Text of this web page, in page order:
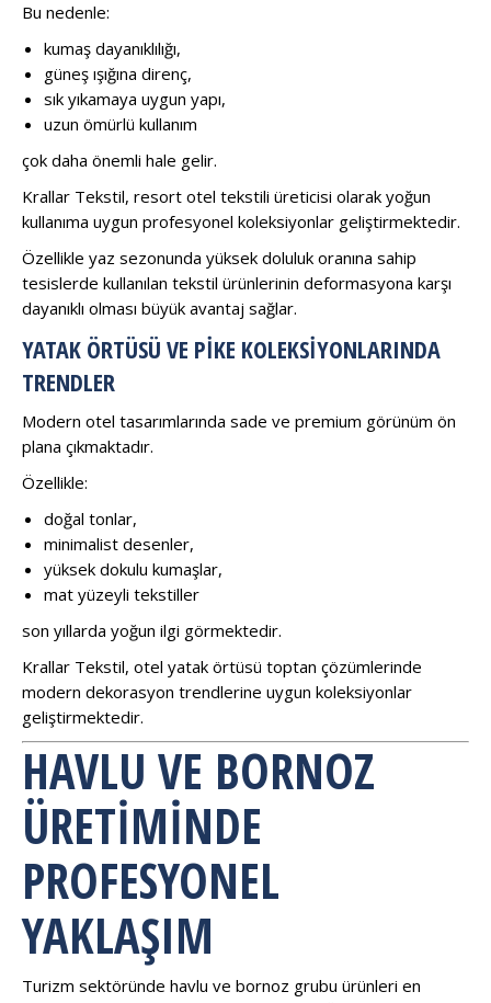
Bu nedenle:
kumaş dayanıklılığı,
güneş ışığına direnç,
sık yıkamaya uygun yapı,
uzun ömürlü kullanım
çok daha önemli hale gelir.
Krallar Tekstil, resort otel tekstili üreticisi olarak yoğun
kullanıma uygun profesyonel koleksiyonlar geliştirmektedir.
Özellikle yaz sezonunda yüksek doluluk oranına sahip
tesislerde kullanılan tekstil ürünlerinin deformasyona karşı
dayanıklı olması büyük avantaj sağlar.
YATAK ÖRTÜSÜ VE PIKE KOLEKSIYONLARINDA
TRENDLER
Modern otel tasarımlarında sade ve premium görünüm ön
plana çıkmaktadır.
Özellikle:
doğal tonlar,
minimalist desenler,
yüksek dokulu kumaşlar,
mat yüzeyli tekstiller
son yıllarda yoğun ilgi görmektedir.
Krallar Tekstil, otel yatak örtüsü toptan çözümlerinde
modern dekorasyon trendlerine uygun koleksiyonlar
geliştirmektedir.
HAVLU VE BORNOZ
ÜRETIMINDE
PROFESYONEL
YAKLAŞIM
Turizm sektöründe havlu ve bornoz grubu ürünleri en